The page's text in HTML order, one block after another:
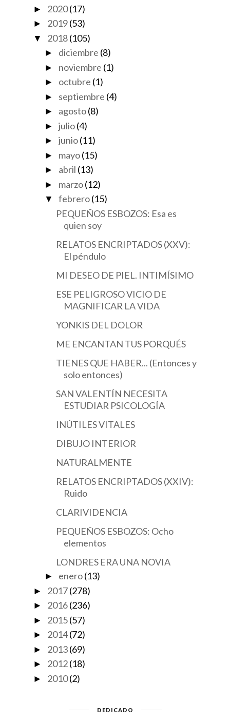
► 2020(17)
► 2019(53)
▼ 2018(105)
► diciembre (8)
► noviembre (1)
► octubre (1)
► septiembre (4)
► agosto (8)
► julio (4)
► junio (11)
► mayo (15)
► abril (13)
► marzo (12)
▼ febrero (15)
PEQUEÑOS ESBOZOS: Esa es
quien soy
RELATOS ENCRIPTADOS (XXV):
El péndulo
MI DESEO DE PIEL. INTIMÍSIMO
ESE PELIGROSO VICIO DE
MAGNIFICAR LA VIDA
YONKIS DEL DOLOR
ME ENCANTAN TUS PORQUÉS
TIENES QUE HABER... (Entonces y
solo entonces)
SAN VALENTÍN NECESITA
ESTUDIAR PSICOLOGÍA
INÚTILES VITALES
DIBUJO INTERIOR
NATURALMENTE
RELATOS ENCRIPTADOS (XXIV):
Ruido
CLARIVIDENCIA
PEQUEÑOS ESBOZOS: Ocho
elementos
LONDRES ERA UNA NOVIA
► enero (13)
► 2017(278)
► 2016(236)
► 2015(57)
► 2014(72)
► 2013(69)
► 2012(18)
► 2010(2)
DEDICADO